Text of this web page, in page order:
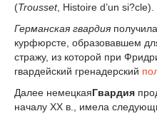
(Trousset, Histoire d’un si?cle).
Германская гвардия
курфюрсте, образовавшем
стражу, из которой при
гвардейский гренадерский
Далее немецкаяГвардия
началу XX в., имела